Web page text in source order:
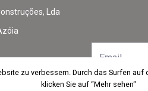
zu verbessern. Durch das Surfen
klicken Sie auf “Mehr sehen“
Lda
zu verbessern. Durch das Surfen
klicken Sie auf “Mehr sehen“